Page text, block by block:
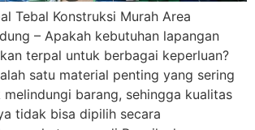
Tebal Konstruksi Murah Area
– Apakah kebutuhan lapangan
terpal untuk berbagai keperluan?
satu material penting yang sering
barang, sehingga kualitas
tidak bisa dipilih secara